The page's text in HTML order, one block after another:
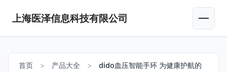
上海医泽信息科技有限公司
首页 > 产品大全 >
dido血压智能手环 为健康护航的